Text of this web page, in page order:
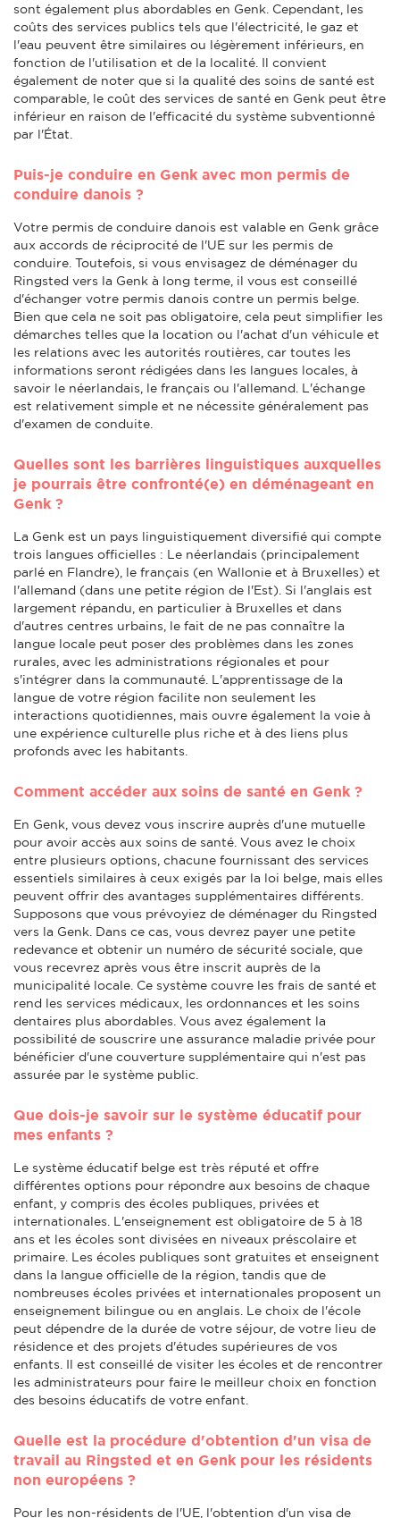
sont également plus abordables en Genk. Cependant, les
coûts des services publics tels que l'électricité, le gaz et
l'eau peuvent être similaires ou légèrement inférieurs, en
fonction de l'utilisation et de la localité. Il convient
également de noter que si la qualité des soins de santé est
comparable, le coût des services de santé en Genk peut être
inférieur en raison de l'efficacité du système subventionné
par l'État.
Puis-je conduire en Genk avec mon permis de
conduire danois ?
Votre permis de conduire danois est valable en Genk grâce
aux accords de réciprocité de l'UE sur les permis de
conduire. Toutefois, si vous envisagez de déménager du
Ringsted vers la Genk à long terme, il vous est conseillé
d'échanger votre permis danois contre un permis belge.
Bien que cela ne soit pas obligatoire, cela peut simplifier les
démarches telles que la location ou l'achat d'un véhicule et
les relations avec les autorités routières, car toutes les
informations seront rédigées dans les langues locales, à
savoir le néerlandais, le français ou l'allemand. L'échange
est relativement simple et ne nécessite généralement pas
d'examen de conduite.
Quelles sont les barrières linguistiques auxquelles
je pourrais être confronté(e) en déménageant en
Genk ?
La Genk est un pays linguistiquement diversifié qui compte
trois langues officielles : Le néerlandais (principalement
parlé en Flandre), le français (en Wallonie et à Bruxelles) et
l'allemand (dans une petite région de l'Est). Si l'anglais est
largement répandu, en particulier à Bruxelles et dans
d'autres centres urbains, le fait de ne pas connaître la
langue locale peut poser des problèmes dans les zones
rurales, avec les administrations régionales et pour
s'intégrer dans la communauté. L'apprentissage de la
langue de votre région facilite non seulement les
interactions quotidiennes, mais ouvre également la voie à
une expérience culturelle plus riche et à des liens plus
profonds avec les habitants.
Comment accéder aux soins de santé en Genk ?
En Genk, vous devez vous inscrire auprès d'une mutuelle
pour avoir accès aux soins de santé. Vous avez le choix
entre plusieurs options, chacune fournissant des services
essentiels similaires à ceux exigés par la loi belge, mais elles
peuvent offrir des avantages supplémentaires différents.
Supposons que vous prévoyiez de déménager du Ringsted
vers la Genk. Dans ce cas, vous devrez payer une petite
redevance et obtenir un numéro de sécurité sociale, que
vous recevrez après vous être inscrit auprès de la
municipalité locale. Ce système couvre les frais de santé et
rend les services médicaux, les ordonnances et les soins
dentaires plus abordables. Vous avez également la
possibilité de souscrire une assurance maladie privée pour
bénéficier d'une couverture supplémentaire qui n'est pas
assurée par le système public.
Que dois-je savoir sur le système éducatif pour
mes enfants ?
Le système éducatif belge est très réputé et offre
différentes options pour répondre aux besoins de chaque
enfant, y compris des écoles publiques, privées et
internationales. L'enseignement est obligatoire de 5 à 18
ans et les écoles sont divisées en niveaux préscolaire et
primaire. Les écoles publiques sont gratuites et enseignent
dans la langue officielle de la région, tandis que de
nombreuses écoles privées et internationales proposent un
enseignement bilingue ou en anglais. Le choix de l'école
peut dépendre de la durée de votre séjour, de votre lieu de
résidence et des projets d'études supérieures de vos
enfants. Il est conseillé de visiter les écoles et de rencontrer
les administrateurs pour faire le meilleur choix en fonction
des besoins éducatifs de votre enfant.
Quelle est la procédure d'obtention d'un visa de
travail au Ringsted et en Genk pour les résidents
non européens ?
Pour les non-résidents de l'UE, l'obtention d'un visa de